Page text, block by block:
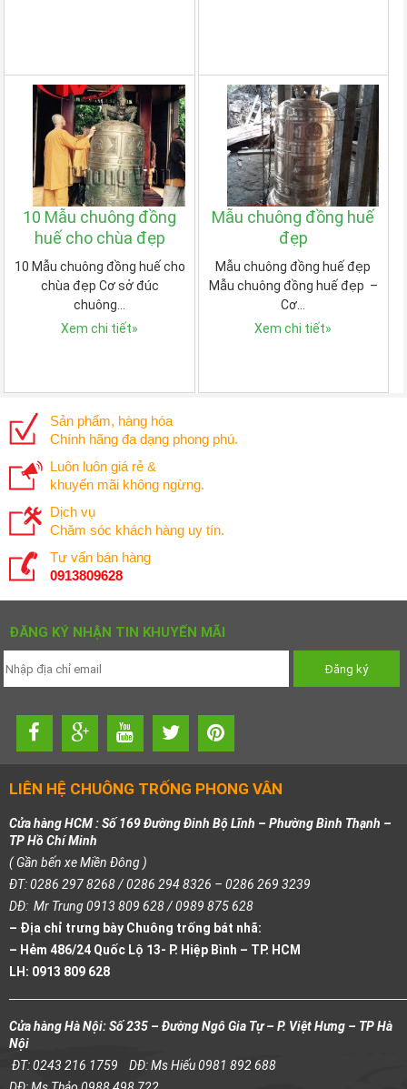
10 Mẫu chuông đồng
huế cho chùa đẹp
10 Mẫu chuông đồng huế cho
chùa đẹp Cơ sở đúc
chuông…
Xem chi tiết»
Mẫu chuông đồng huế
đẹp
Mẫu chuông đồng huế đẹp
Mẫu chuông đồng huế đẹp –
Cơ…
Xem chi tiết»
Sản phẩm, hàng hóa
Chính hãng đa dạng phong phú.
Luôn luôn giá rẻ &
khuyến mãi không ngừng.
Dịch vụ
Chăm sóc khách hàng uy tín.
Tư vấn bán hàng
0913809628
ĐĂNG KÝ NHẬN TIN KHUYẾN MÃI
LIÊN HỆ CHUÔNG TRỐNG PHONG VÂN
Cửa hàng HCM : Số 169 Đường Đinh Bộ Lĩnh – Phường Bình Thạnh –
TP Hồ Chí Minh
( Gần bến xe Miền Đông )
ĐT: 0286 297 8268 / 0286 294 8326 – 0286 269 3239
DĐ: Mr Trung 0913 809 628 / 0989 875 628
– Địa chỉ trưng bày Chuông trống bát nhã:
– Hẻm 486/24 Quốc Lộ 13- P. Hiệp Bình – TP. HCM
LH: 0913 809 628
Cửa hàng Hà Nội: Số 235 – Đường Ngô Gia Tự – P. Việt Hưng – TP Hà
Nội
ĐT: 0243 216 1759 DĐ: Ms Hiếu 0981 892 688